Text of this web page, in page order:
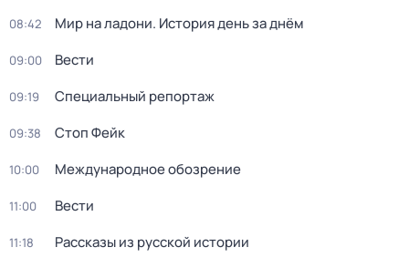
08:42 Мир на ладони. История день за днём
09:00 Вести
09:19 Специальный репортаж
09:38 Стоп Фейк
10:00 Международное обозрение
11:00 Вести
11:18 Рассказы из русской истории